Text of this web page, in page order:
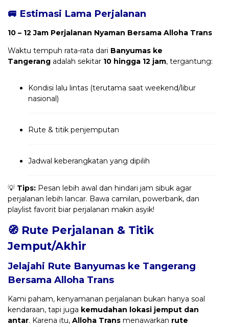
🚐 Estimasi Lama Perjalanan
10 – 12 Jam Perjalanan Nyaman Bersama Alloha Trans
Waktu tempuh rata-rata dari Banyumas ke
Tangerang adalah sekitar 10 hingga 12 jam, tergantung:
Kondisi lalu lintas (terutama saat weekend/libur
nasional)
Rute & titik penjemputan
Jadwal keberangkatan yang dipilih
💡 Tips: Pesan lebih awal dan hindari jam sibuk agar
perjalanan lebih lancar. Bawa camilan, powerbank, dan
playlist favorit biar perjalanan makin asyik!
🧭 Rute Perjalanan & Titik
Jemput/Akhir
Jelajahi Rute Banyumas ke Tangerang
Bersama Alloha Trans
Kami paham, kenyamanan perjalanan bukan hanya soal
kendaraan, tapi juga kemudahan lokasi jemput dan
antar. Karena itu, Alloha Trans menawarkan rute